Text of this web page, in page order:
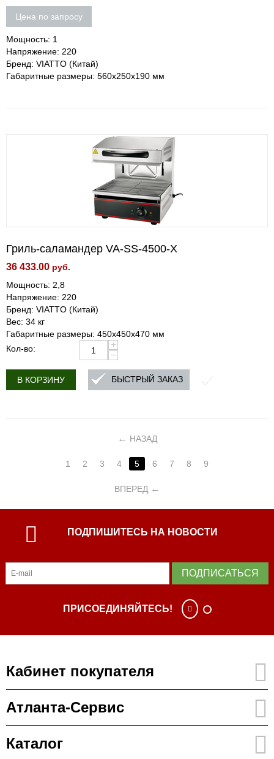
Цена по запросу
Мощность: 1
Напряжение: 220
Бренд: VIATTO (Китай)
Габаритные размеры: 560x250x190 мм
Гриль-саламандер VA-SS-4500-X
36 433.00 руб.
Мощность: 2,8
Напряжение: 220
Бренд: VIATTO (Китай)
Вес: 34 кг
Габаритные размеры: 450x450x470 мм
Кол-во:
+
−
В КОРЗИНУ БЫСТРЫЙ ЗАКАЗ
НАЗАД
1 2 3 4 5 6 7 8 9
ВПЕРЕД
ПОДПИШИТЕСЬ НА НОВОСТИ
ПОДПИСАТЬСЯ
ПРИСОЕДИНЯЙТЕСЬ!
Кабинет покупателя
Атланта-Сервис
Каталог